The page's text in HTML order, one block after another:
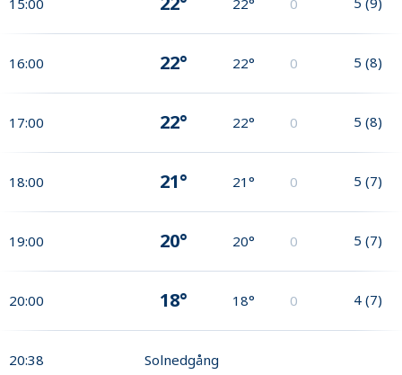
16:00 22° 22° 0 5 (8)
17:00 22° 22° 0 5 (8)
18:00 21° 21° 0 5 (7)
19:00 20° 20° 0 5 (7)
20:00 18° 18° 0 4 (7)
20:38 Solnedgång